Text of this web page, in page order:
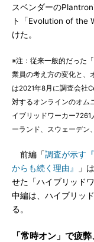
スベンダーの
ト「Evolution of the
けた。
※注：従来一般的だった
業員の考え方の変化と、
は2021年8月に調査会社
対するオンラインのオム
イブリッドワーカー
ーランド、スウェーデン
前編「調査が示す
からも続く理由』
」
せた「ハイブリッド
中編は、ハイブリッ
る。
「常時オン」で疲